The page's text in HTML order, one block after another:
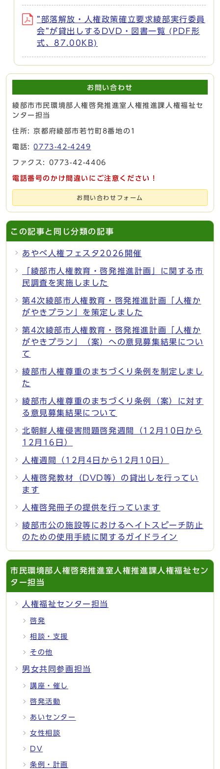
”部落解放・人権政策確立要求綾部実行委員
会”が貸出しするDVD・図書一覧 (PDF形
式、87.00KB)
お問い合わせ
綾部市市民環境部人権啓発推進室人権推進課人権福祉セ
ンター担当
住所: 京都府綾部市若竹町8番地の1
電話:0773-42-4249
ファクス: 0773-42-4406
電話番号のかけ間違いにご注意ください！
お問い合わせフォーム
この記事と同じ分類の記事
あやべ人権フェスタ2026開催
「綾部市人権教育・啓発推進計画」に関する市
民調査を実施しました
第4次綾部市人権教育・啓発推進計画「人権か
がやきプラン」を策定しました
第4次綾部市人権教育・啓発推進計画「人権か
がやきプラン」（案）への意見募集結果につい
て
綾部市人権尊重のまちづくり条例を制定しまし
た
綾部市人権尊重のまちづくり条例（案）に対す
る意見募集結果について
北朝鮮人権侵害問題啓発週間（12月10日から
12月16日）
人権週間（12月4日から12月10日）
人権啓発教材（DVD等）の貸出しを行ってい
ます
人権啓発冊子の提供を行っています
綾部市公の施設等におけるヘイトスピーチ防止
のための使用手続に関するガイドライン
市民環境部人権啓発推進室人権推進課人権福祉セン
ター担当
人権福祉センター担当
啓発
相談・支援
その他
男女共同参画担当
講座・催し
啓発活動
あいセンター
女性相談
DV
条例・計画